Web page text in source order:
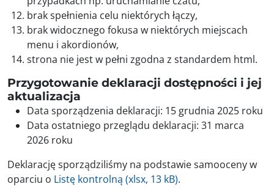
brak spełnienia celu niektórych łączy,
brak widocznego fokusa w niektórych miejscach
menu i akordionów,
strona nie jest w pełni zgodna z standardem html.
Przygotowanie deklaracji dostępności i jej
aktualizacja
Data sporządzenia deklaracji: 15 grudnia 2025 roku
Data ostatniego przeglądu deklaracji: 31 marca
2026 roku
Deklarację sporządziliśmy na podstawie samooceny w
oparciu o Listę kontrolną (xlsx, 13 kB).